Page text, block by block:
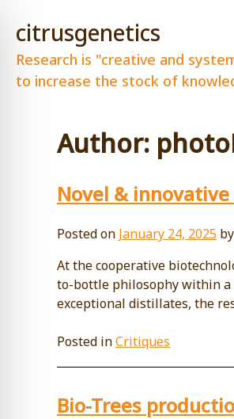
content
citrusgenetics
Research is "creative and
to increase the stock of
Author:
Novel &
Posted on January 24, 2025 by
At the cooperative
to-bottle philosophy within a
exceptional distillates, the
Posted inCritiques
Bio-Trees